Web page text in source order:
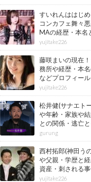
すいれんははじ
コンカフェ舞々
MAの経歴・本名
情報もまとめ
yujitake226
藤咲まいの現在
務所や経歴・本
などプロフィー
yujitake226
松井健(サナエト
や年齢・家族や
との関係・逃亡
gurung
西村拓郎(神田う
や父親・学歴と
資産・刺される
婚と子供や自宅・
yujitake226